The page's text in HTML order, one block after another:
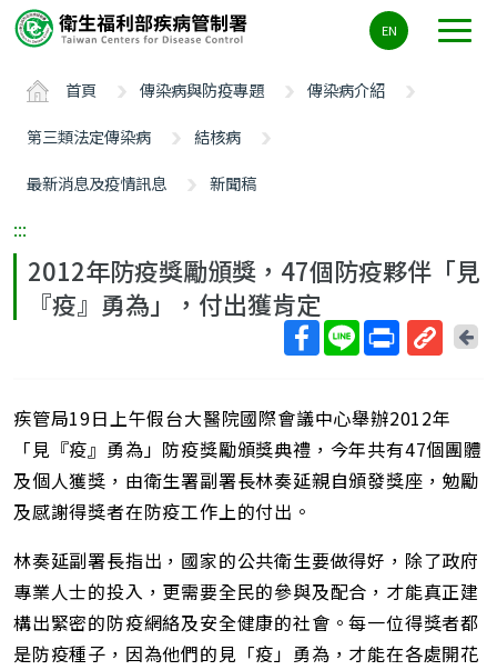
要
ALT+C
EN
首頁 傳染病與防疫專題
傳染病介紹
第三類法定傳染病
結核病
最新消息及疫情訊息
新聞稿
:::
2012年防疫獎勵頒獎，47個防疫夥伴「見
『疫』勇為」，付出獲肯定
短
網
址
回
疾管局19日上午假台大醫院國際會議中心舉辦2012年
「見『疫』勇為」防疫獎勵頒獎典禮，今年共有47個團體
及個人獲獎，由衛生署副署長林奏延親自頒發獎座，勉勵
及感謝得獎者在防疫工作上的付出。
林奏延副署長指出，國家的公共衛生要做得好，除了政府
專業人士的投入，更需要全民的參與及配合，才能真正建
構出緊密的防疫網絡及安全健康的社會。每一位得獎者都
是防疫種子，因為他們的見「疫」勇為，才能在各處開花